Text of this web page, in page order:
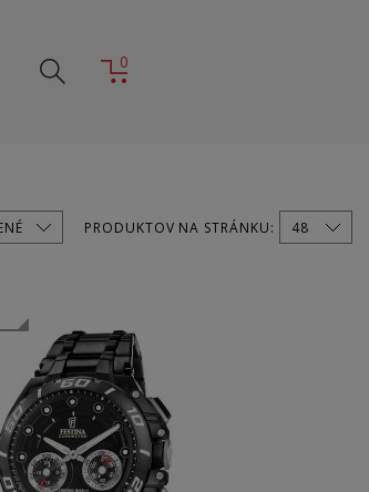
0
PRODUKTOV NA STRÁNKU: